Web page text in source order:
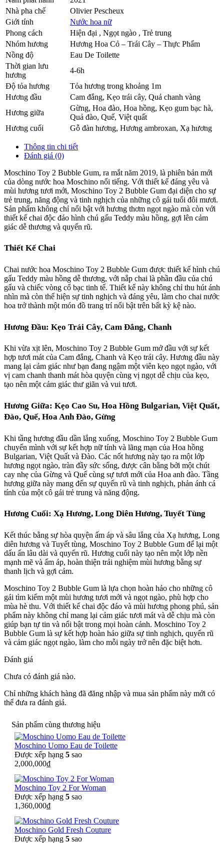
Nhà pha chế
Olivier Pescheux
Giới tính
Nước hoa nữ
Phong cách
Hiện đại , Ngọt ngào , Trẻ trung
Nhóm hương
Hương Hoa Cỏ – Trái Cây – Thực Phẩm
Nồng độ
Eau De Toilette
Thời gian lưu
hương
4-6h
Độ tỏa hương
Tỏa hương trong khoảng 1m
Hương đầu
Cam đắng, Kẹo trái cây, Quả chanh vàng
Hương giữa
Gừng, Hoa đào, Hoa hồng, Kẹo gum bạc hà,
Quả đào, Quế, Việt quất
Hương cuối
Gỗ đàn hương, Hương ambroxan, Xạ hương
Thông tin chi tiết
Đánh giá (0)
Moschino Toy 2 Bubble Gum, ra mắt năm 2019, là phiên bản mới
của dòng nước hoa Moschino nổi tiếng. Với thiết kế đáng yêu và
mùi hương tươi mới, Moschino Toy 2 Bubble Gum đại diện cho sự
trẻ trung, năng động và tinh nghịch của những cô gái tuổi đôi mươi.
Sản phẩm không chỉ nổi bật với hương thơm ngọt ngào mà còn với
thiết kế chai độc đáo hình chú gấu Teddy màu hồng, gợi lên cảm
giác dễ thương và quyến rũ.
Thiết Kế Chai
Chai nước hoa Moschino Toy 2 Bubble Gum được thiết kế hình chú
gấu Teddy màu hồng dễ thương, với nắp chai là phần đầu của chú
gấu và chiếc vòng cổ bạc tinh tế. Thiết kế này không chỉ thu hút ánh
nhìn mà còn thể hiện sự tinh nghịch và đáng yêu, làm cho chai nước
hoa trở thành một món đồ trang trí nổi bật trên bất kỳ kệ nào.
Hương Đầu: Kẹo Trái Cây, Cam Đắng, Chanh
Khi vừa xịt lên, Moschino Toy 2 Bubble Gum mở đầu với sự kết
hợp tươi mát của Cam đắng, Chanh và Kẹo trái cây. Hương đầu này
mang lại cảm giác như bạn đang ngậm một viên kẹo ngọt ngào, với
vị cam chanh thanh mát hòa quyện cùng vị ngọt dễ chịu của kẹo,
tạo nên một cảm giác thư giãn và vui tươi.
Hương Giữa: Kẹo Cao Su, Hoa Hồng Bulgarian, Việt Quất,
Đào, Quế, Hoa Anh Đào, Gừng
Khi tầng hương đầu dần lắng xuống, Moschino Toy 2 Bubble Gum
chuyển mình với sự kết hợp nữ tính và lãng mạn của Hoa hồng
Bulgarian, Việt Quất và Đào. Các nốt hương này tạo ra một lớp
hương ngọt ngào, tràn đầy sức sống, được cân bằng bởi một chút
cay nhẹ của Gừng và Quế cùng sự tươi mới của Hoa anh đào. Tầng
hương giữa này mang đến sự quyến rũ và tinh nghịch, phản ánh cá
tính của một cô gái trẻ trung và năng động.
Hương Cuối: Xạ Hương, Long Diên Hương, Tuyết Tùng
Kết thúc bằng sự hòa quyện ấm áp và sâu lắng của Xạ hương, Long
diên hương và Tuyết tùng, Moschino Toy 2 Bubble Gum để lại một
dấu ấn lâu dài và quyến rũ. Hương cuối này tạo nên một lớp nền
mạnh mẽ và ấm áp, hoàn thiện trải nghiệm mùi hương bằng sự
thanh lịch và gợi cảm.
Moschino Toy 2 Bubble Gum là lựa chọn hoàn hảo cho những cô
gái tìm kiếm một mùi hương tươi mới và ngọt ngào, phù hợp cho
mùa hè thu. Với thiết kế chai độc đáo và mùi hương phong phú, sản
phẩm này không chỉ mang lại cảm giác tươi mát và dễ chịu mà còn
giúp bạn tự tin và nổi bật trong mọi hoàn cảnh. Moschino Toy 2
Bubble Gum là sự kết hợp hoàn hảo giữa sự tinh nghịch, quyến rũ
và cảm giác ngọt ngào, làm cho mỗi ngày trở nên đặc biệt hơn.
Đánh giá
Chưa có đánh giá nào.
Chỉ những khách hàng đã đăng nhập và mua sản phẩm này mới có
thể đưa ra đánh giá.
Sản phẩm cùng thương hiệu
Moschino Uomo Eau de Toilette
Được xếp hạng 5 sao
2,000,000₫
Moschino Toy 2 For Woman
Được xếp hạng 5 sao
1,360,000₫
Moschino Gold Fresh Couture
Được xếp hạng 5 sao